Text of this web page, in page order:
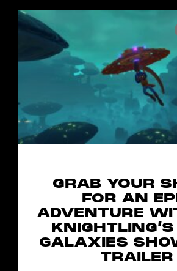
GRAB YOUR
FOR AN
ADVENTURE
GALAXIES
TRAILER